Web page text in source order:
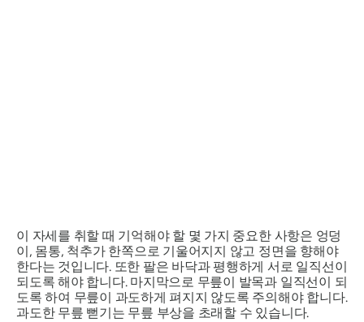
이 자세를 취할 때 기억해야 할 몇 가지 중요한 사항은 엉덩
이, 몸통, 척추가 한쪽으로 기울어지지 않고 정면을 향해야
한다는 것입니다. 또한 팔은 바닥과 평행하게 서로 일직선이
되도록 해야 합니다. 마지막으로 무릎이 발목과 일직선이 되
도록 하여 무릎이 과도하게 펴지지 않도록 주의해야 합니다.
과도한 무릎 뻗기는 무릎 부상을 초래할 수 있습니다.